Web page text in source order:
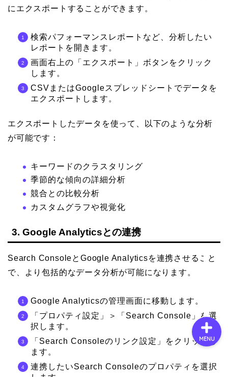
にエクスポートすることができます。
検索パフォーマンスレポートなど、分析したい
レポートを開きます。
画面右上の「エクスポート」ボタンをクリック
します。
CSVまたはGoogleスプレッドシートでデータを
エクスポートします。
エクスポートしたデータを使って、以下のような分析
が可能です：
キーワードのクラスタリング
季節的な傾向の詳細分析
競合との比較分析
カスタムグラフや視覚化
3. Google Analyticsとの連携
Search ConsoleとGoogle Analyticsを連携させること
で、より包括的なデータ分析が可能になります。
Google Analyticsの管理画面に移動します。
「プロパティ設定」＞「Search Console」を選
択します。
「Search Consoleのリンク設定」をクリックし
ます。
連携したいSearch Consoleのプロパティを選択
MENU
採用情報
お問い合わせ